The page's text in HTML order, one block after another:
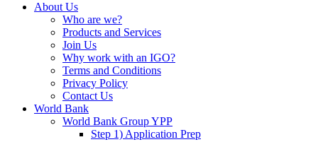
About Us
Who are we?
Products and Services
Join Us
Why work with an IGO?
Terms and Conditions
Privacy Policy
Contact Us
World Bank
World Bank Group YPP
Step 1) Application Prep